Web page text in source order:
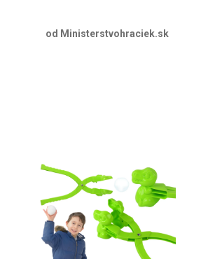
od Ministerstvohraciek.sk